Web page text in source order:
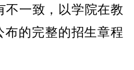
不一致，以学院在教
布的完整的招生章程